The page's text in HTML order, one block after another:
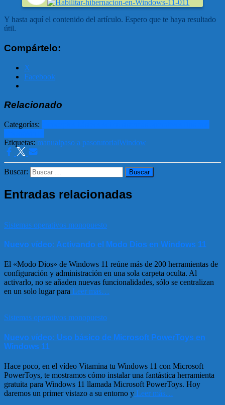
Y hasta aquí el contenido del artículo. Espero que te haya resultado
útil.
Compártelo:
X
Facebook
Relacionado
Categorías:
Etiquetas: manualpaso a pasotutorialWindow
Buscar:
Entradas relacionadas
Sistemas operativos monopuesto
Nuevo vídeo: Activando el Modo Dios en Windows 11
El «Modo Dios» de Windows 11 reúne más de 200 herramientas de
configuración y administración en una sola carpeta oculta. Al
activarlo, no se añaden nuevas funcionalidades, sólo se centralizan
en un solo lugar para Leer más…
Sistemas operativos monopuesto
Nuevo vídeo: Uso básico de Microsoft PowerToys en
Windows 11
Hace poco, en el vídeo Vitamina tu Windows 11 con Microsoft
PowerToys, te mostramos cómo instalar una fantástica herramienta
gratuita para Windows 11 llamada Microsoft PowerToys. Hoy
daremos un primer vistazo a su entorno y Leer más…